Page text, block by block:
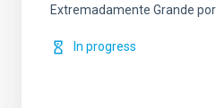
Extremadamente Grande
In progress